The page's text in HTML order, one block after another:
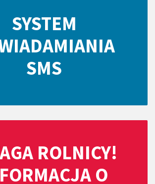
SYSTEM
SMS
ROLNICY!
O